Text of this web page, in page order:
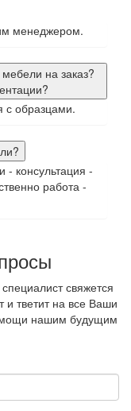
менеджером.
на заказ?
с образцами.
- консультация -
работа -
свяжется
и тветит на все Ваши
нашим будущим